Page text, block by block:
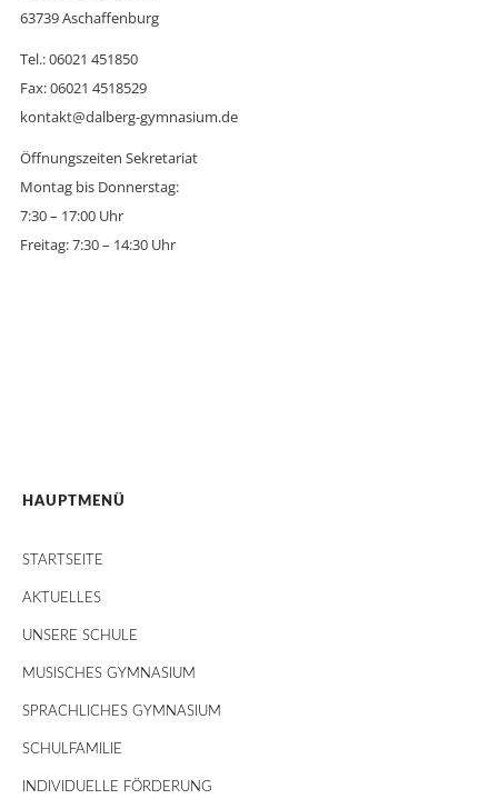
63739 Aschaffenburg
Tel.: 06021 451850
Fax: 06021 4518529
kontakt@dalberg-gymnasium.de
Öffnungszeiten Sekretariat
Montag bis Donnerstag:
7:30 – 17:00 Uhr
Freitag: 7:30 – 14:30 Uhr
HAUPTMENÜ
STARTSEITE
AKTUELLES
UNSERE SCHULE
MUSISCHES GYMNASIUM
SPRACHLICHES GYMNASIUM
SCHULFAMILIE
INDIVIDUELLE FÖRDERUNG